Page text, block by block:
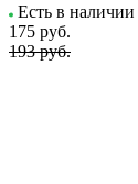
Есть в наличии
175 руб.
193 руб.